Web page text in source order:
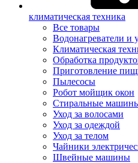
климатическая техника
Все товары
Водонагреватели и
Климатическая
Обработка
Приготовление
Пылесосы
Робот мойщик окон
Стиральные
Уход за волосами
Уход за одеждой
Уход за телом
Чайники
Швейные машины